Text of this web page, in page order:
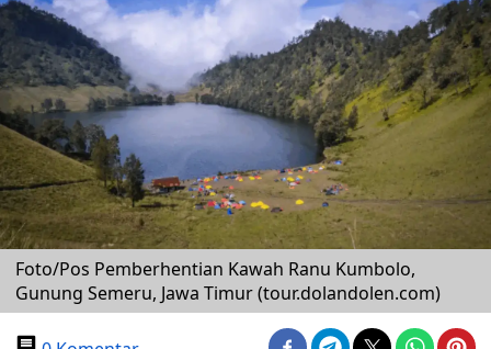
Foto/Pos Pemberhentian Kawah Ranu Kumbolo,
Gunung Semeru, Jawa Timur (tour.dolandolen.com)